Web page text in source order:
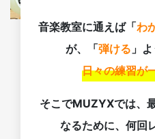
音楽教室に通えば「わ
が、「弾ける 」
日々の練習が
そこでMUZYXでは、
なるために、何回